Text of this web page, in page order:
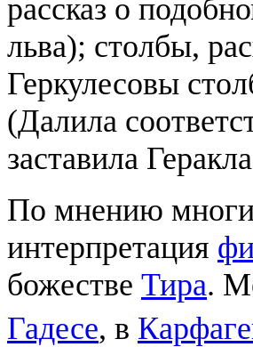
рассказ ο
льва); столбы,
Геркулесовы
(Далила
заставила
По мнению
интерпретация
божестве Тира.
Гадесе, в